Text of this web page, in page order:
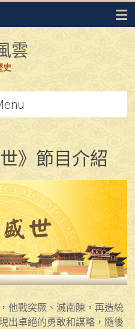
雲
史
》節目介紹
他戰突厥、滅南陳，再造統
出卓絕的勇敢和謀略，隨後